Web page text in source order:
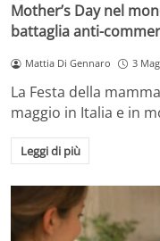
Mother’s Day nel
battaglia anti-
Mattia Di Gennaro 3
La Festa della
maggio in Italia e in
Leggi di più